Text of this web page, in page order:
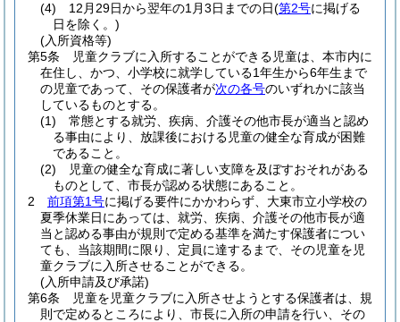
(4)
12月29日から翌年の1月3日までの日(第2号に掲げる
日を除く。)
(入所資格等)
第5条
児童クラブに入所することができる児童は、本市内に
在住し、かつ、小学校に就学している1年生から6年生まで
の児童であって、その保護者が次の各号のいずれかに該当
しているものとする。
(1)
常態とする就労、疾病、介護その他市長が適当と認め
る事由により、放課後における児童の健全な育成が困難
であること。
(2)
児童の健全な育成に著しい支障を及ぼすおそれがある
ものとして、市長が認める状態にあること。
2
前項第1号に掲げる要件にかかわらず、大東市立小学校の
夏季休業日にあっては、就労、疾病、介護その他市長が適
当と認める事由が規則で定める基準を満たす保護者につい
ても、当該期間に限り、定員に達するまで、その児童を児
童クラブに入所させることができる。
(入所申請及び承諾)
第6条
児童を児童クラブに入所させようとする保護者は、規
則で定めるところにより、市長に入所の申請を行い、その